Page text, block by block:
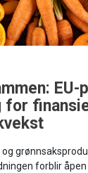
EU-
for
forblir